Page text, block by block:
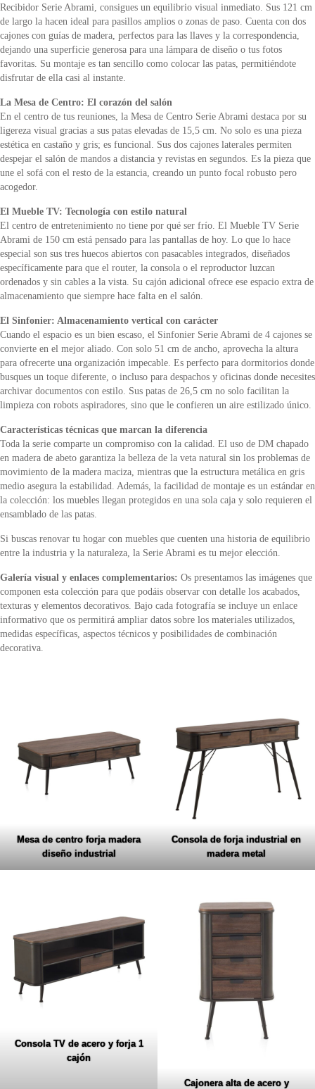
Recibidor Serie Abrami, consigues un equilibrio visual inmediato. Sus 121 cm
de largo la hacen ideal para pasillos amplios o zonas de paso. Cuenta con dos
cajones con guías de madera, perfectos para las llaves y la correspondencia,
dejando una superficie generosa para una lámpara de diseño o tus fotos
favoritas. Su montaje es tan sencillo como colocar las patas, permitiéndote
disfrutar de ella casi al instante.
La Mesa de Centro: El corazón del salón
En el centro de tus reuniones, la Mesa de Centro Serie Abrami destaca por su
ligereza visual gracias a sus patas elevadas de 15,5 cm. No solo es una pieza
estética en castaño y gris; es funcional. Sus dos cajones laterales permiten
despejar el salón de mandos a distancia y revistas en segundos. Es la pieza que
une el sofá con el resto de la estancia, creando un punto focal robusto pero
acogedor.
El Mueble TV: Tecnología con estilo natural
El centro de entretenimiento no tiene por qué ser frío. El Mueble TV Serie
Abrami de 150 cm está pensado para las pantallas de hoy. Lo que lo hace
especial son sus tres huecos abiertos con pasacables integrados, diseñados
específicamente para que el router, la consola o el reproductor luzcan
ordenados y sin cables a la vista. Su cajón adicional ofrece ese espacio extra de
almacenamiento que siempre hace falta en el salón.
El Sinfonier: Almacenamiento vertical con carácter
Cuando el espacio es un bien escaso, el Sinfonier Serie Abrami de 4 cajones se
convierte en el mejor aliado. Con solo 51 cm de ancho, aprovecha la altura
para ofrecerte una organización impecable. Es perfecto para dormitorios donde
busques un toque diferente, o incluso para despachos y oficinas donde necesites
archivar documentos con estilo. Sus patas de 26,5 cm no solo facilitan la
limpieza con robots aspiradores, sino que le confieren un aire estilizado único.
Características técnicas que marcan la diferencia
Toda la serie comparte un compromiso con la calidad. El uso de DM chapado
en madera de abeto garantiza la belleza de la veta natural sin los problemas de
movimiento de la madera maciza, mientras que la estructura metálica en gris
medio asegura la estabilidad. Además, la facilidad de montaje es un estándar en
la colección: los muebles llegan protegidos en una sola caja y solo requieren el
ensamblado de las patas.
Si buscas renovar tu hogar con muebles que cuenten una historia de equilibrio
entre la industria y la naturaleza, la Serie Abrami es tu mejor elección.
Galería visual y enlaces complementarios: Os presentamos las imágenes que
componen esta colección para que podáis observar con detalle los acabados,
texturas y elementos decorativos. Bajo cada fotografía se incluye un enlace
informativo que os permitirá ampliar datos sobre los materiales utilizados,
medidas específicas, aspectos técnicos y posibilidades de combinación
decorativa.
Mesa de centro forja madera
diseño industrial
Consola de forja industrial en
madera metal
Consola TV de acero y forja 1
cajón
Cajonera alta de acero y